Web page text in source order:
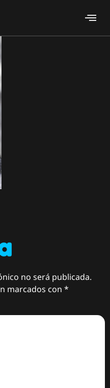
no será publicada.
marcados con *